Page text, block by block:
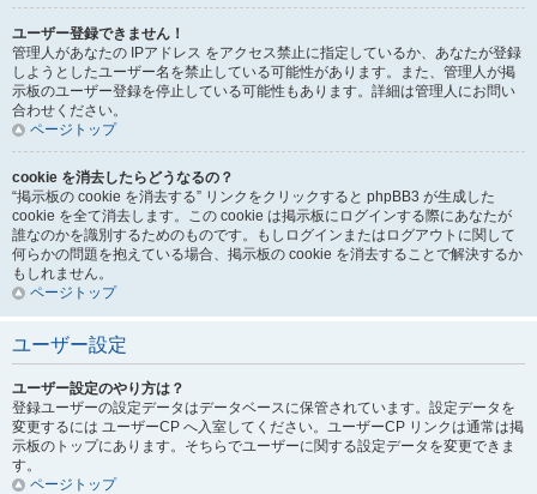
ユーザー登録できません！
管理人があなたの IPアドレス をアクセス禁止に指定しているか、あなたが登録
しようとしたユーザー名を禁止している可能性があります。また、管理人が掲
示板のユーザー登録を停止している可能性もあります。詳細は管理人にお問い
合わせください。
ページトップ
cookie を消去したらどうなるの？
“掲示板の cookie を消去する” リンクをクリックすると phpBB3 が生成した
cookie を全て消去します。この cookie は掲示板にログインする際にあなたが
誰なのかを識別するためのものです。もしログインまたはログアウトに関して
何らかの問題を抱えている場合、掲示板の cookie を消去することで解決するか
もしれません。
ページトップ
ユーザー設定
ユーザー設定のやり方は？
登録ユーザーの設定データはデータベースに保管されています。設定データを
変更するには ユーザーCP へ入室してください。ユーザーCP リンクは通常は掲
示板のトップにあります。そちらでユーザーに関する設定データを変更できま
す。
ページトップ